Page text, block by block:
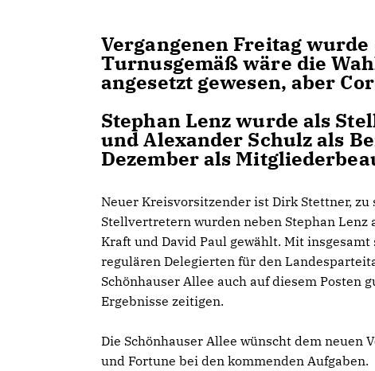
Vergangenen Freitag
Turnusgemäß wäre die
angesetzt gewesen, aber
Stephan Lenz wurde als
und Alexander Schulz als
Dezember als
Neuer Kreisvorsitzender ist Dirk Stettner, zu
Stellvertretern wurden neben Stephan Lenz
Kraft und David Paul gewählt. Mit insgesamt
regulären Delegierten für den
Schönhauser Allee auch auf diesem Posten
Ergebnisse zeitigen.
Die Schönhauser Allee wünscht dem neuen
und Fortune bei den kommenden Aufgaben.